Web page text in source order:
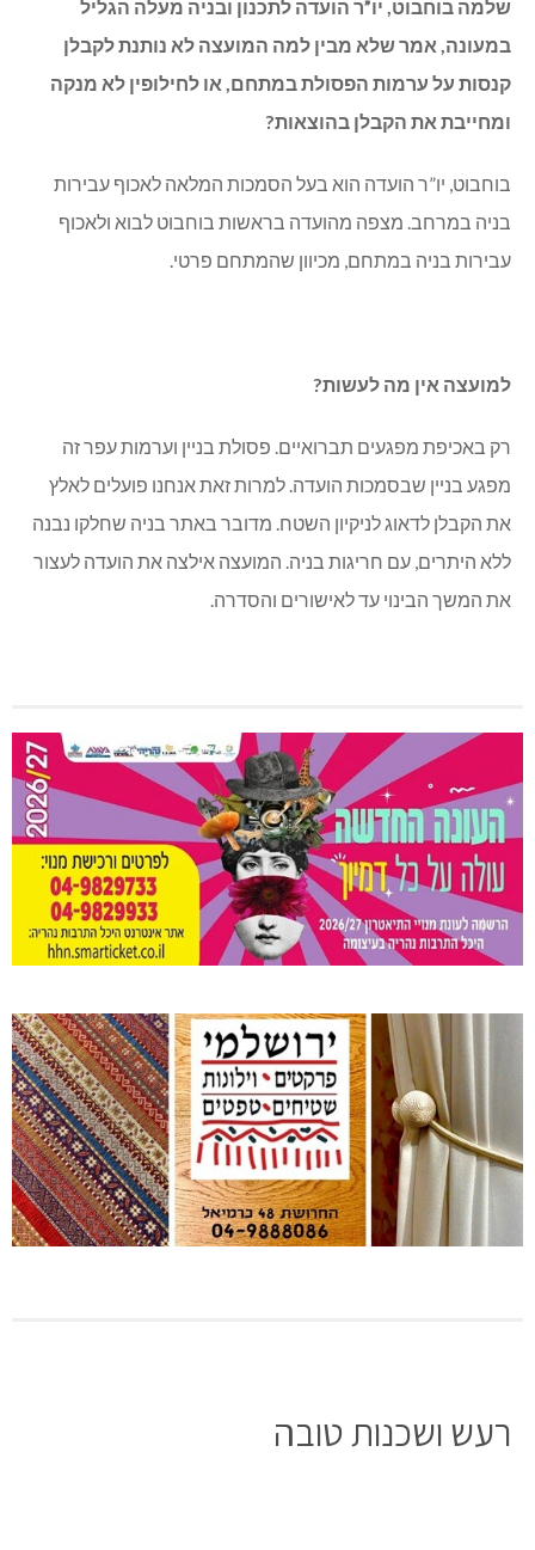
שלמה בוחבוט, יו”ר הועדה לתכנון ובניה מעלה הגליל
במעונה, אמר שלא מבין למה המועצה לא נותנת לקבלן
קנסות על ערמות הפסולת במתחם, או לחילופין לא מנקה
ומחייבת את הקבלן בהוצאות?
בוחבוט, יו”ר הועדה הוא בעל הסמכות המלאה לאכוף עבירות
בניה במרחב. מצפה מהועדה בראשות בוחבוט לבוא ולאכוף
עבירות בניה במתחם, מכיוון שהמתחם פרטי.
למועצה אין מה לעשות?
רק באכיפת מפגעים תברואיים. פסולת בניין וערמות עפר זה
מפגע בניין שבסמכות הועדה. למרות זאת אנחנו פועלים לאלץ
את הקבלן לדאוג לניקיון השטח. מדובר באתר בניה שחלקו נבנה
ללא היתרים, עם חריגות בניה. המועצה אילצה את הועדה לעצור
את המשך הבינוי עד לאישורים והסדרה.
רעש ושכנות טובה